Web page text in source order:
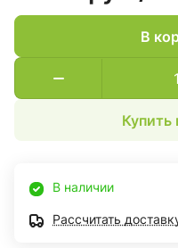
В
Купить
В наличии
Рассчитать